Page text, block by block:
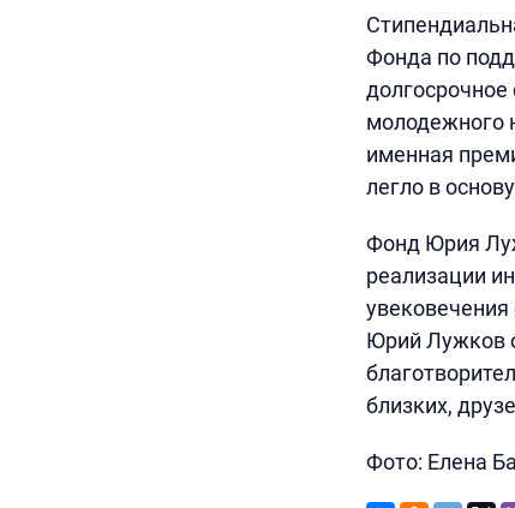
Фонда по
молодежного
именная
легло в
Фонд Юрия
реализации
увековечения
Юрий Лужков
близких,
Фото: Елена